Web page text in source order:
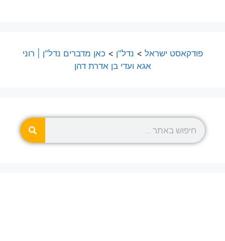
פודקאסט ישראל > נדל"ן > כאן מדברים נדל"ן | רוני
אגא ועדי בן אדרת דהן